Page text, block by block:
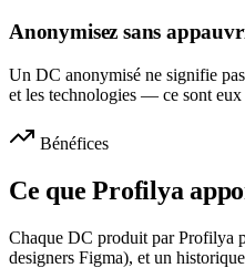
Anonymisez sans
Un DC anonymisé ne signifie
et les technologies — ce sont
Bénéfices
Ce que Profilya
Chaque DC produit par Profilya
designers Figma), et un